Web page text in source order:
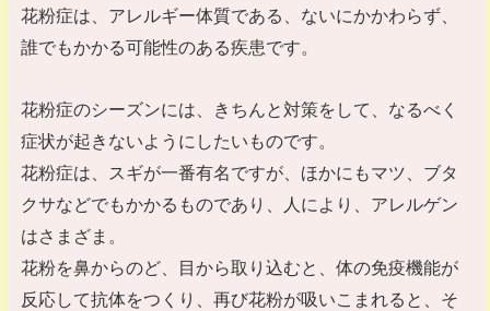
花粉症は、アレルギー体質である、ないにかかわらず、
誰でもかかる可能性のある疾患です。
花粉症のシーズンには、きちんと対策をして、なるべく
症状が起きないようにしたいものです。
花粉症は、スギが一番有名ですが、ほかにもマツ、ブタ
クサなどでもかかるものであり、人により、アレルゲン
はさまざま。
花粉を鼻からのど、目から取り込むと、体の免疫機能が
反応して抗体をつくり、再び花粉が吸いこまれると、そ